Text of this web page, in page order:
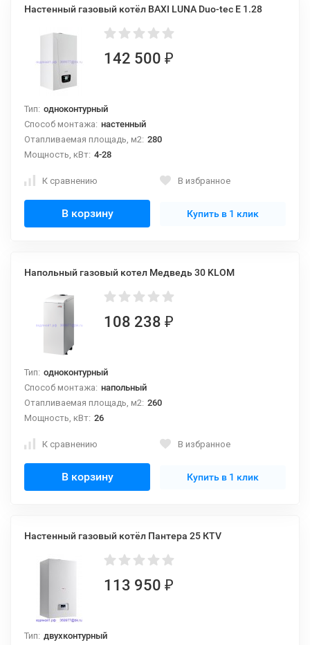
Настенный газовый котёл BAXI LUNA Duo-tec E 1.28
142 500 ₽
Тип: одноконтурный
Способ монтажа: настенный
Отапливаемая площадь, м2: 280
Мощность, кВт: 4-28
К сравнению В избранное
В корзину Купить в 1 клик
Напольный газовый котел Медведь 30 KLOM
108 238 ₽
Тип: одноконтурный
Способ монтажа: напольный
Отапливаемая площадь, м2: 260
Мощность, кВт: 26
К сравнению В избранное
В корзину Купить в 1 клик
Настенный газовый котёл Пантера 25 КТV
113 950 ₽
Тип: двухконтурный